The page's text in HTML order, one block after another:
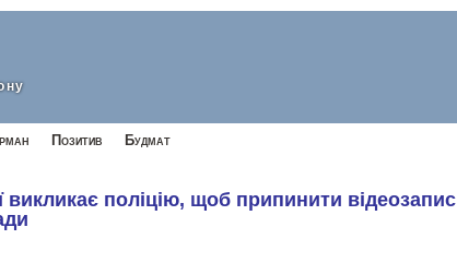
Позитив Будмат
викликає поліцію, щоб припинити відеозапис